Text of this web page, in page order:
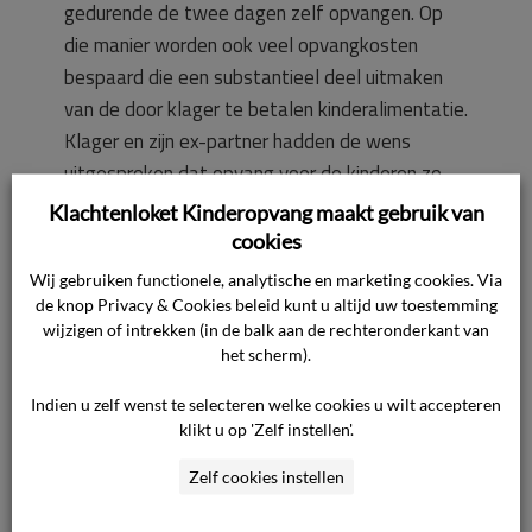
gedurende de twee dagen zelf opvangen. Op
die manier worden ook veel opvangkosten
bespaard die een substantieel deel uitmaken
van de door klager te betalen kinderalimentatie.
Klager en zijn ex-partner hadden de wens
uitgesproken dat opvang voor de kinderen zo
min mogelijk zou worden ingezet. De ex-partner
heeft de kinderen echter desondanks
ingeschreven bij de ondernemer. De kinderen zijn
liever bij klager dan in de opvang. Klager heeft
bij de ondernemer zijn bezwaren kenbaar
gemaakt maar de ondernemer weigert de
opvangovereenkomsten te beëindigen. Daarbij
voldoet de ondernemer niet aan zijn
reden legt klager zijn klacht voor aan de
Klachtenloket Kinderopvang maakt gebruik van
cookies
Wij gebruiken functionele, analytische en marketing cookies. Via
de knop Privacy & Cookies beleid kunt u altijd uw toestemming
wijzigen of intrekken (in de balk aan de rechteronderkant van
het scherm).
Indien u zelf wenst te selecteren welke cookies u wilt accepteren
klikt u op 'Zelf instellen'.
Zelf cookies instellen